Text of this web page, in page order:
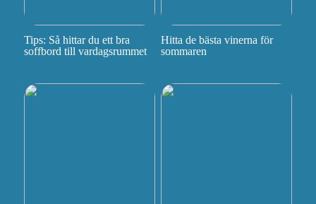
Tips: Så hittar du ett bra
soffbord till vardagsrummet
Hitta de bästa vinerna för
sommaren